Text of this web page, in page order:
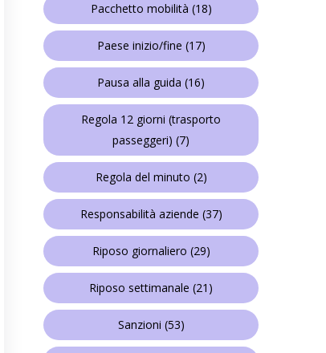
Pacchetto mobilità (18)
Paese inizio/fine (17)
Pausa alla guida (16)
Regola 12 giorni (trasporto
passeggeri) (7)
Regola del minuto (2)
Responsabilità aziende (37)
Riposo giornaliero (29)
Riposo settimanale (21)
Sanzioni (53)